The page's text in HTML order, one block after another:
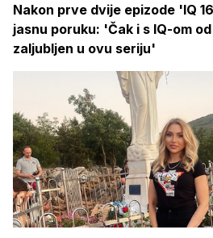
Nakon prve dvije epizode 'IQ
jasnu poruku: 'Čak i s IQ-om
zaljubljen u ovu seriju'